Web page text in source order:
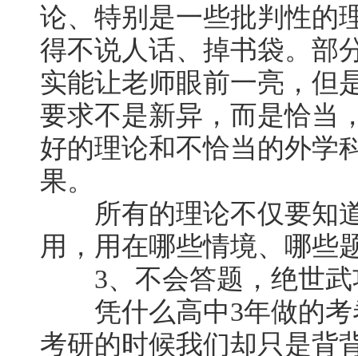
论、特别是一些批判性的
得不说人话、掉书袋。部
实能让老师眼前一亮，但
要求不是新异，而是恰当
好的理论和不恰当的外学
果。
所有的理论不仅要知道
用，用在哪些情境、哪些
3、不会答题，绝世武
凭什么高中3年做的考
考研的时候我们却只是背